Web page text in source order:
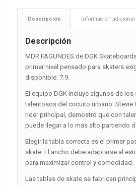
Descripción Información adicional
Descripción
MDR FAGUNDES de DGK
primer nivel pensado para skaters
disponible: 7.9.
El equipo DGK incluye algunos de los
talentosos del circuito urbano. Stevie
rider principal, demostró que con
puede llegar a lo más alto partiendo
Elegir la tabla correcta es el primer
skate. El ancho debe adaptarse al
para maximizar control y comodidad.
Las tablas de skate se fabrican